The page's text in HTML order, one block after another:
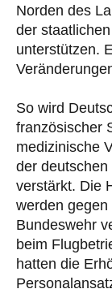
Norden des
der
unterstützen.
So wird
französischer
medizinische
der
verstärkt. Die
werden
Bundeswehr
beim
hatten die